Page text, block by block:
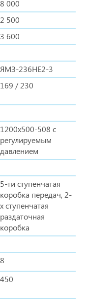
8 000
2 500
3 600
ЯМЗ-236НЕ2-3
169 / 230
1200х500-508 с
регулируемым
давлением
5-ти ступенчатая
коробка передач, 2-
х ступенчатая
раздаточная
коробка
8
450